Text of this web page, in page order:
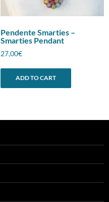
Pendente Smarties –
Smarties Pendant
27,00€
ADD TO CART